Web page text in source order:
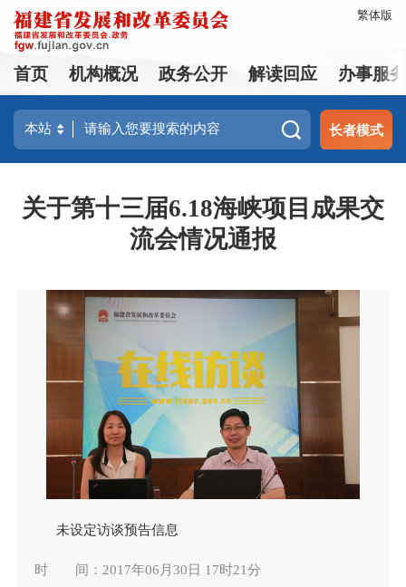
繁体版
首页 机构概况 政务公开 解读回应 办事服
长者模式
关于第十三届6.18海峡项目成果交
流会情况通报
未设定访谈预告信息
时 间：2017年06月30日 17时21分